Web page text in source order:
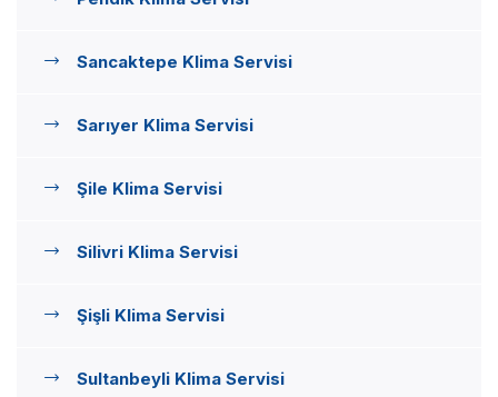
Sancaktepe Klima Servisi
Sarıyer Klima Servisi
Şile Klima Servisi
Silivri Klima Servisi
Şişli Klima Servisi
Sultanbeyli Klima Servisi